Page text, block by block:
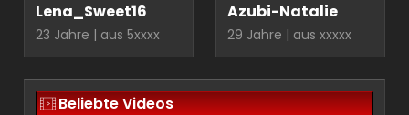
Lena_Sweet16
23 Jahre | aus 5xxxx
Azubi-Natalie
29 Jahre | aus xxxxx
Beliebte Videos